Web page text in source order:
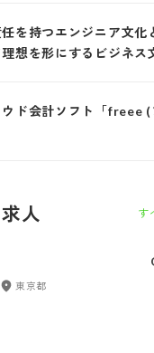
を持つエンジニア文化
想を形にするビジネス
ド会計ソフト「freee (
人 す
東京都